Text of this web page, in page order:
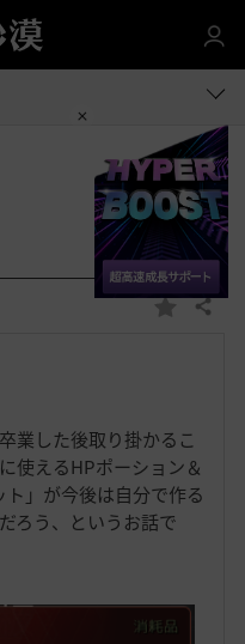
お
り
共有する
業した後取り掛かるこ
使えるHPポーション＆
」が今後は自分で作る
ろう、というお話で